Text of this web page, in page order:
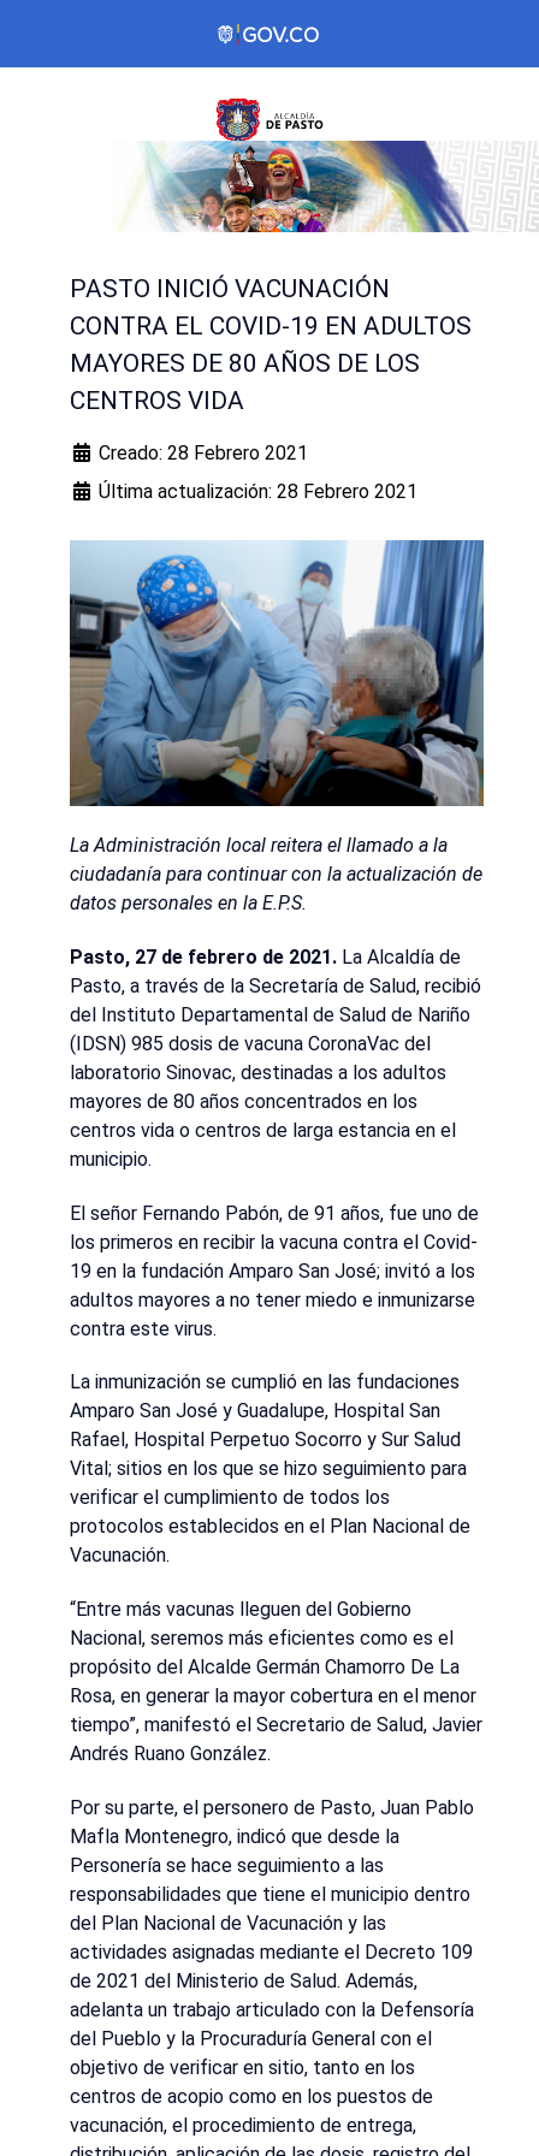
PASTO INICIÓ VACUNACIÓN
CONTRA EL COVID-19 EN ADULTOS
MAYORES DE 80 AÑOS DE LOS
CENTROS VIDA
Creado: 28 Febrero 2021
Última actualización: 28 Febrero 2021
La Administración local reitera el llamado a la
ciudadanía para continuar con la actualización de
datos personales en la E.P.S.
Pasto, 27 de febrero de 2021. La Alcaldía de
Pasto, a través de la Secretaría de Salud, recibió
del Instituto Departamental de Salud de Nariño
(IDSN) 985 dosis de vacuna CoronaVac del
laboratorio Sinovac, destinadas a los adultos
mayores de 80 años concentrados en los
centros vida o centros de larga estancia en el
municipio.
El señor Fernando Pabón, de 91 años, fue uno de
los primeros en recibir la vacuna contra el Covid-
19 en la fundación Amparo San José; invitó a los
adultos mayores a no tener miedo e inmunizarse
contra este virus.
La inmunización se cumplió en las fundaciones
Amparo San José y Guadalupe, Hospital San
Rafael, Hospital Perpetuo Socorro y Sur Salud
Vital; sitios en los que se hizo seguimiento para
verificar el cumplimiento de todos los
protocolos establecidos en el Plan Nacional de
Vacunación.
“Entre más vacunas lleguen del Gobierno
Nacional, seremos más eficientes como es el
propósito del Alcalde Germán Chamorro De La
Rosa, en generar la mayor cobertura en el menor
tiempo”, manifestó el Secretario de Salud, Javier
Andrés Ruano González.
Por su parte, el personero de Pasto, Juan Pablo
Mafla Montenegro, indicó que desde la
Personería se hace seguimiento a las
responsabilidades que tiene el municipio dentro
del Plan Nacional de Vacunación y las
actividades asignadas mediante el Decreto 109
de 2021 del Ministerio de Salud. Además,
adelanta un trabajo articulado con la Defensoría
del Pueblo y la Procuraduría General con el
objetivo de verificar en sitio, tanto en los
centros de acopio como en los puestos de
vacunación, el procedimiento de entrega,